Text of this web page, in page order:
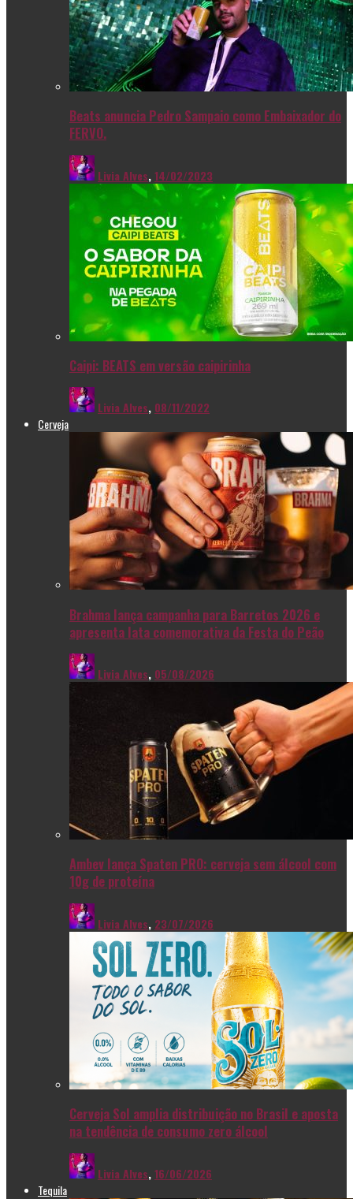
Beats anuncia Pedro Sampaio como Embaixador do
FERVO.
Livia Alves,14/02/2023
Caipi: BEATS em versão caipirinha
Livia Alves, 08/11/2022
Cerveja
Brahma lança campanha para Barretos 2026 e
apresenta lata comemorativa da Festa do Peão
Livia Alves, 05/08/2026
Ambev lança Spaten PRO: cerveja sem álcool com
10g de proteína
Livia Alves, 23/07/2026
Cerveja Sol amplia distribuição no Brasil e aposta
na tendência de consumo zero álcool
Livia Alves,16/06/2026
Tequila